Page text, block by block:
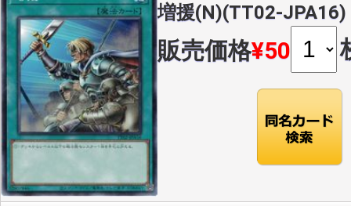
増援(N)(TT02-JPA16)
販売価格¥50